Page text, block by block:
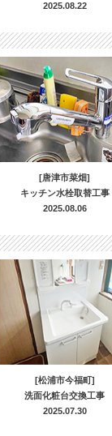
2025.08.22
[唐津市菜畑]
キッチン水栓取替工事
2025.08.06
[松浦市今福町]
洗面化粧台交換工事
2025.07.30